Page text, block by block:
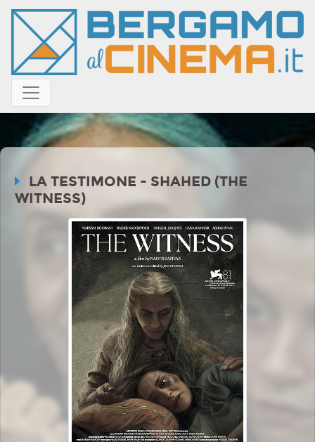
LA TESTIMONE - SHAHED (THE
WITNESS)